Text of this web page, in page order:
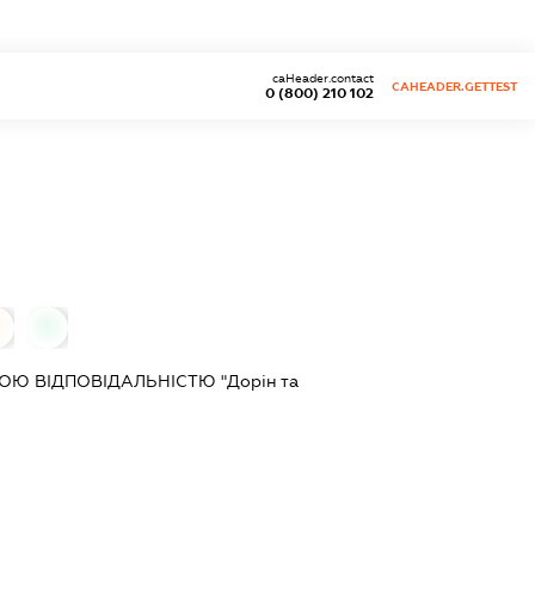
0 (800) 210 102
caHeader.contact
CAHEADER.GETTEST
ВІДПОВІДАЛЬНІСТЮ "Дорін та